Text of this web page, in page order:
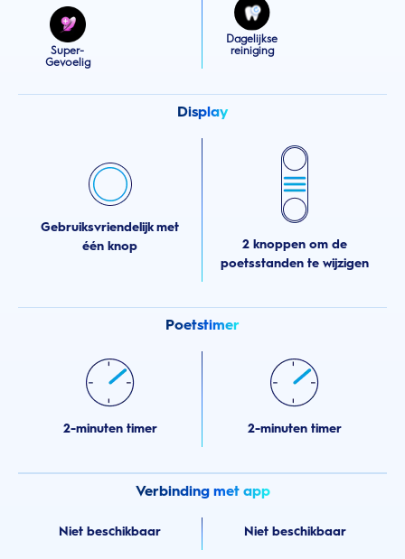
Super-
Gevoelig
Dagelijkse
reiniging
Display
Gebruiksvriendelijk met
één knop
2 knoppen om de
poetsstanden te wijzigen
Poetstimer
2-minuten timer 2-minuten timer
Verbinding met app
Niet beschikbaar Niet beschikbaar